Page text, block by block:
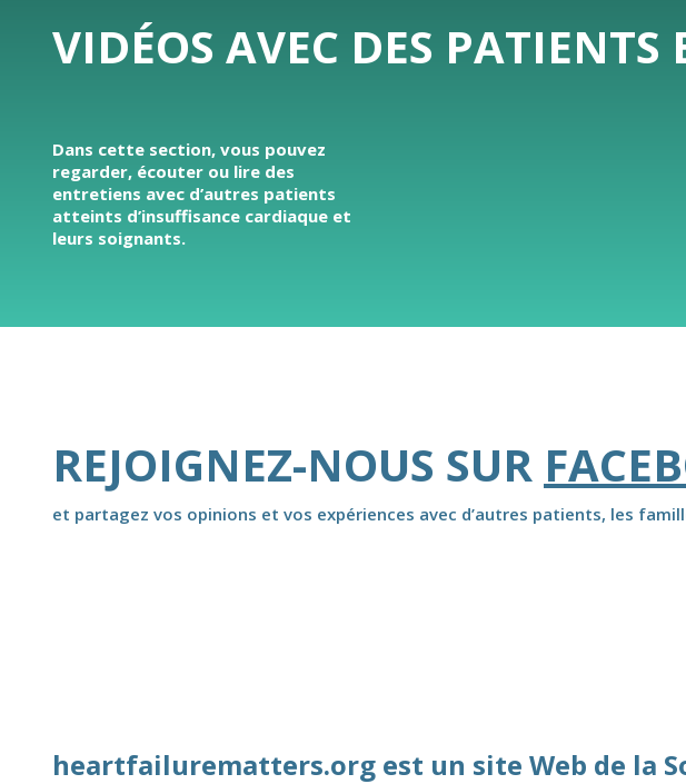
VIDÉOS AVEC DES
Dans cette section, vous pouvez
regarder, écouter ou lire des
entretiens avec d’autres patients
atteints d’insuffisance cardiaque et
leurs soignants.
REJOIGNEZ-NOUS SUR
et partagez vos opinions et vos expériences avec d’autres patients, les
heartfailurematters.org est un site Web de la